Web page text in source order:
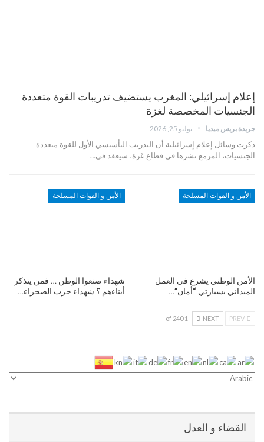
إعلام إسرائيلي: المغرب يستضيف تدريبات القوة متعددة
الجنسيات المخصصة لغزة
جريدة بريس ميديا يوليو 25, 2026
ذكرت وسائل إعلام إسرائيلية أن التدريب التأسيسي الأول للقوة متعددة
الجنسيات، المزمع نشرها في قطاع غزة، سيعقد في…
الأمن و القوات المسلحة
الأمن الوطني يشرع في العمل
الميداني بسيارتي “أمان”…
الأمن و القوات المسلحة
شهداء صنعوا الوطن … فمن يتذكر
أبناءهم ؟ شهداء حرب الصحراء…
NEXT
1 of 240
القضاء و العدل